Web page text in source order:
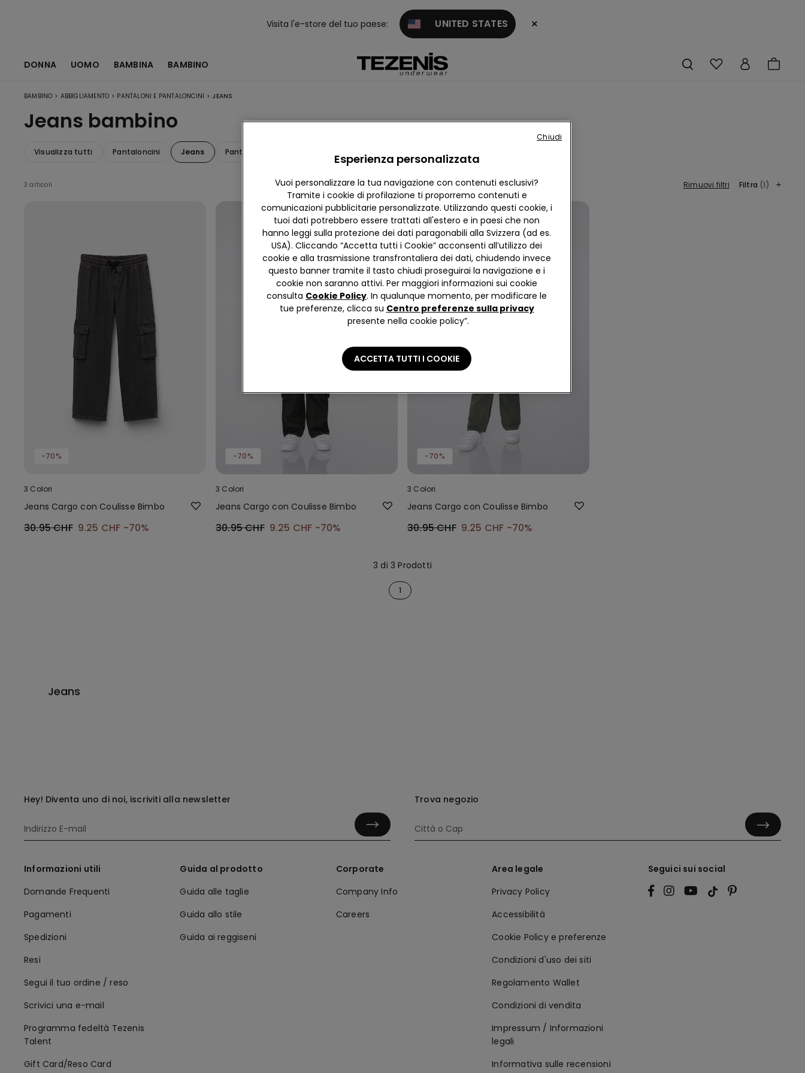
Visita l'e-store del tuo paese: UNITED STATES ×
DONNA UOMO BAMBINA BAMBINO
BAMBINO > ABBIGLIAMENTO > PANTALONI E PANTALONCINI > JEANS
Jeans bambino
Visualizza tutti Pantaloncini Jeans Pantaloni
3 articoli Rimuovi filtri Filtra (1)
-70%
3 Colori
Jeans Cargo con Coulisse Bimbo
30.95 CHF 9.25 CHF -70%
-70%
3 Colori
Jeans Cargo con Coulisse Bimbo
30.95 CHF 9.25 CHF -70%
-70%
3 Colori
Jeans Cargo con Coulisse Bimbo
30.95 CHF 9.25 CHF -70%
3 di 3 Prodotti
1
Jeans
Hey! Diventa uno di noi, iscriviti alla newsletter Trova negozio
Informazioni utili
Domande Frequenti
Pagamenti
Spedizioni
Resi
Segui il tuo ordine / reso
Scrivici una e-mail
Programma fedeltà Tezenis
Talent
Gift Card/Reso Card
Guida al prodotto
Guida alle taglie
Guida allo stile
Guida ai reggiseni
Corporate
Company Info
Careers
Area legale
Privacy Policy
Accessibilità
Cookie Policy e preferenze
Condizioni d'uso dei siti
Regolamento Wallet
Condizioni di vendita
Impressum / Informazioni
legali
Informativa sulle recensioni
Seguici sui social
Esperienza personalizzata
Vuoi personalizzare la tua navigazione con contenuti esclusivi?
Tramite i cookie di profilazione ti proporremo contenuti e
comunicazioni pubblicitarie personalizzate. Utilizzando questi cookie, i
tuoi dati potrebbero essere trattati all'estero e in paesi che non
hanno leggi sulla protezione dei dati paragonabili alla Svizzera (ad es.
USA). Cliccando “Accetta tutti i Cookie” acconsenti all’utilizzo dei
cookie e alla trasmissione transfrontaliera dei dati, chiudendo invece
questo banner tramite il tasto chiudi proseguirai la navigazione e i
cookie non saranno attivi. Per maggiori informazioni sui cookie
consulta Cookie Policy. In qualunque momento, per modificare le
tue preferenze, clicca su Centro preferenze sulla privacy
presente nella cookie policy”.
ACCETTA TUTTI I COOKIE
Chiudi